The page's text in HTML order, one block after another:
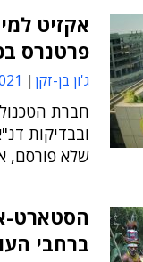
אקזיט
פרטנרס בכ-700 מיליון
ג'ון בן-זקן
חברת
ובבדיקות
שלא פורסם,
הסטארט-
ברחבי